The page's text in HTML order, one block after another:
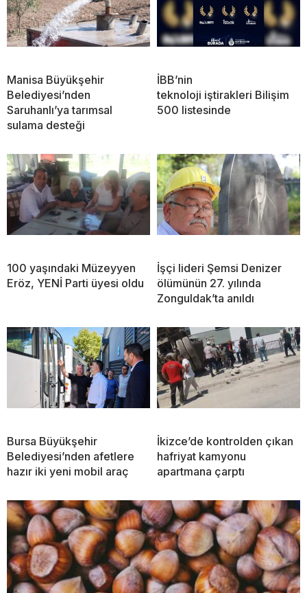
Manisa Büyükşehir
Belediyesi’nden
Saruhanlı’ya tarımsal
sulama desteği
İBB’nin
teknoloji iştirakleri Bilişim
500 listesinde
100 yaşındaki Müzeyyen
Eröz, YENİ Parti üyesi oldu
İşçi lideri Şemsi Denizer
ölümünün 27. yılında
Zonguldak’ta anıldı
Bursa Büyükşehir
Belediyesi’nden afetlere
hazır iki yeni mobil araç
İkizce’de kontrolden çıkan
hafriyat kamyonu
apartmana çarptı